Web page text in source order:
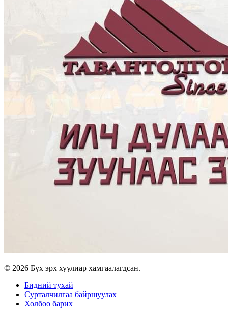
© 2026 Бүх эрх хуулиар хамгаалагдсан.
Бидний тухай
Сурталчилгаа байршуулах
Холбоо барих